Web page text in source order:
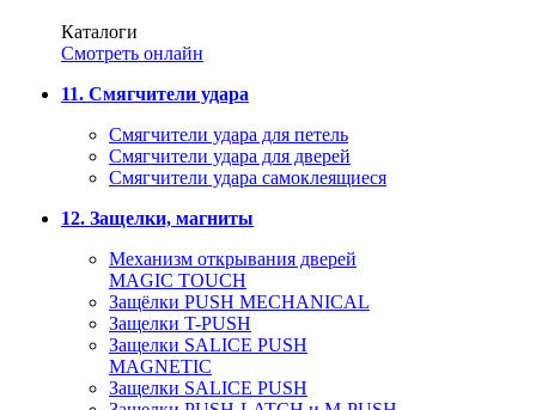
Каталоги
Смотреть онлайн
11. Смягчители удара
Смягчители удара для петель
Смягчители удара для дверей
Cмягчители удара самоклеящиеся
12. Защелки, магниты
Механизм открывания дверей
MAGIC TOUCH
Защёлки PUSH MECHANICAL
Защелки T-PUSH
Защелки SALICE PUSH
MAGNETIC
Защелки SALICE PUSH